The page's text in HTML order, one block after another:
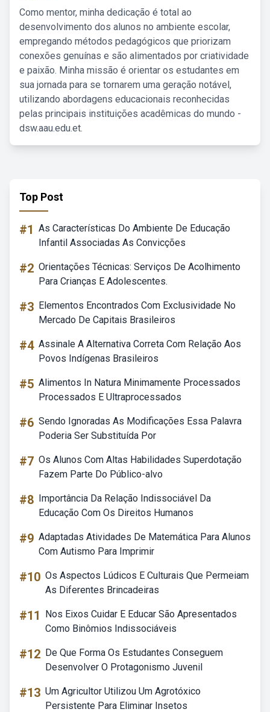
Como mentor, minha dedicação é total ao
desenvolvimento dos alunos no ambiente escolar,
empregando métodos pedagógicos que priorizam
conexões genuínas e são alimentados por criatividade
e paixão. Minha missão é orientar os estudantes em
sua jornada para se tornarem uma geração notável,
utilizando abordagens educacionais reconhecidas
pelas principais instituições acadêmicas do mundo -
dsw.aau.edu.et.
Top Post
#1 As Características Do Ambiente De Educação
Infantil Associadas As Convicções
#2 Orientações Técnicas: Serviços De Acolhimento
Para Crianças E Adolescentes.
#3 Elementos Encontrados Com Exclusividade No
Mercado De Capitais Brasileiros
#4 Assinale A Alternativa Correta Com Relação Aos
Povos Indígenas Brasileiros
#5 Alimentos In Natura Minimamente Processados
Processados E Ultraprocessados
#6 Sendo Ignoradas As Modificações Essa Palavra
Poderia Ser Substituída Por
#7 Os Alunos Com Altas Habilidades Superdotação
Fazem Parte Do Público-alvo
#8 Importância Da Relação Indissociável Da
Educação Com Os Direitos Humanos
#9 Adaptadas Atividades De Matemática Para Alunos
Com Autismo Para Imprimir
#10 Os Aspectos Lúdicos E Culturais Que Permeiam
As Diferentes Brincadeiras
#11
Nos Eixos Cuidar E Educar São Apresentados
Como Binômios Indissociáveis
#12 De Que Forma Os Estudantes Conseguem
Desenvolver O Protagonismo Juvenil
#13 Um Agricultor Utilizou Um Agrotóxico
Persistente Para Eliminar Insetos